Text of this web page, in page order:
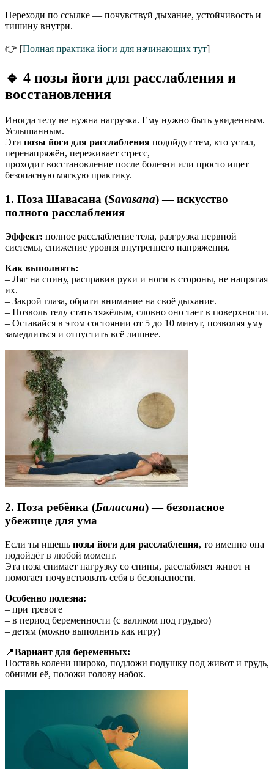
Переходи по ссылке — почувствуй дыхание, устойчивость и
тишину внутри.
👉 [Полная практика йоги для начинающих тут]
🔹 4 позы йоги для расслабления и
восстановления
Иногда телу не нужна нагрузка. Ему нужно быть увиденным.
Услышанным.
Эти позы йоги для расслабления подойдут тем, кто устал,
перенапряжён, переживает стресс,
проходит восстановление после болезни или просто ищет
безопасную мягкую практику.
1. Поза Шавасана (Savasana) — искусство
полного расслабления
Эффект: полное расслабление тела, разгрузка нервной
системы, снижение уровня внутреннего напряжения.
Как выполнять:
– Ляг на спину, расправив руки и ноги в стороны, не напрягая
их.
– Закрой глаза, обрати внимание на своё дыхание.
– Позволь телу стать тяжёлым, словно оно тает в поверхности.
– Оставайся в этом состоянии от 5 до 10 минут, позволяя уму
замедлиться и отпустить всё лишнее.
2. Поза ребёнка (Баласана) — безопасное
убежище для ума
Если ты ищешь позы йоги для расслабления, то именно она
подойдёт в любой момент.
Эта поза снимает нагрузку со спины, расслабляет живот и
помогает почувствовать себя в безопасности.
Особенно полезна:
– при тревоге
– в период беременности (с валиком под грудью)
– детям (можно выполнить как игру)
📍Вариант для беременных:
Поставь колени широко, подложи подушку под живот и грудь,
обними её, положи голову набок.